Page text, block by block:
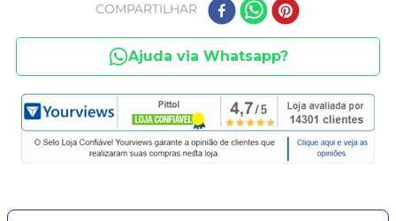
COMPARTILHAR
Ajuda via Whatsapp?